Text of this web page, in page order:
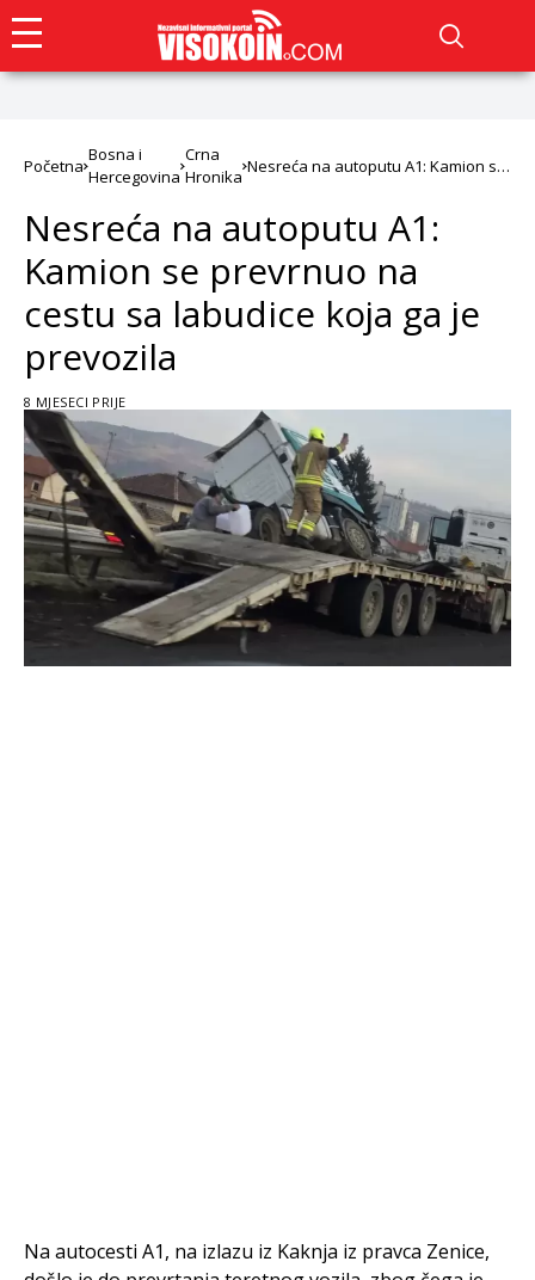
Početna
Bosna i
Hercegovina
Crna
Hronika
Nesreća na autoputu A1: Kamion se
Nesreća na autoputu A1:
Kamion se prevrnuo na
cestu sa labudice koja ga je
prevozila
8 MJESECI PRIJE
Na autocesti A1, na izlazu iz Kaknja iz pravca Zenice,